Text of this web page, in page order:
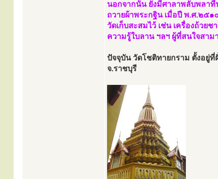
นอกจากนั้น ยังมีศาลาพลับพลาที่
ถวายผ้าพระกฐิน เมื่อปี พ.ศ.๒๕
วัดเก็บสะสมไว้ เช่น เครื่องถ้วย
ความรู้ใบลาน ฯลฯ ผู้ที่สนใจสา
ปัจจุบัน วัดโชติทายกราม ตั้งอยู่ที่
จ.ราชบุรี